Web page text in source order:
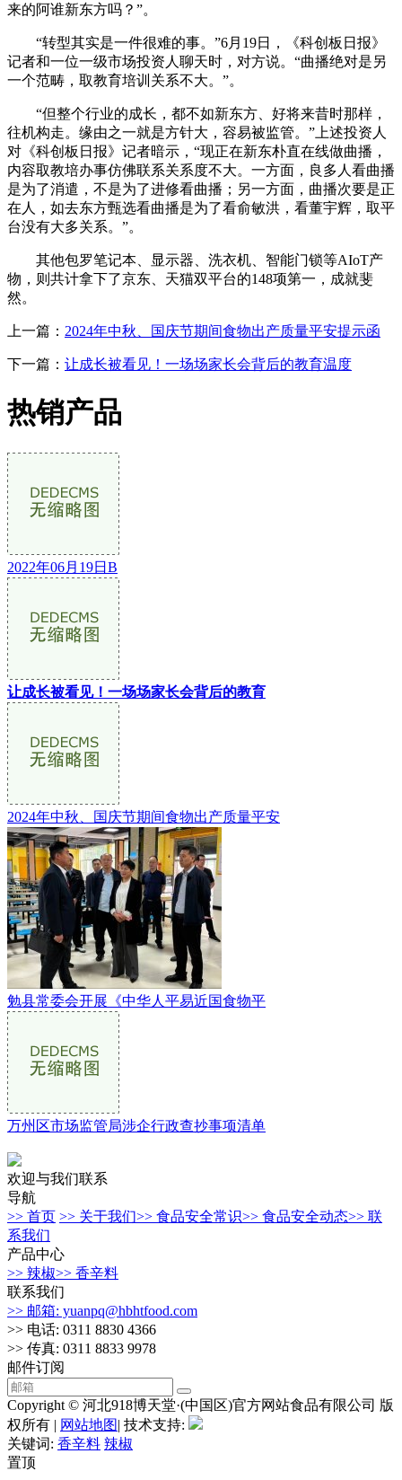
来的阿谁新东方吗？”。
“转型其实是一件很难的事。”6月19日，《科创板日报》
记者和一位一级市场投资人聊天时，对方说。“曲播绝对是另
一个范畴，取教育培训关系不大。”。
“但整个行业的成长，都不如新东方、好将来昔时那样，
往机构走。缘由之一就是方针大，容易被监管。”上述投资人
对《科创板日报》记者暗示，“现正在新东朴直在线做曲播，
内容取教培办事仿佛联系关系度不大。一方面，良多人看曲播
是为了消遣，不是为了进修看曲播；另一方面，曲播次要是正
在人，如去东方甄选看曲播是为了看俞敏洪，看董宇辉，取平
台没有大多关系。”。
其他包罗笔记本、显示器、洗衣机、智能门锁等AIoT产
物，则共计拿下了京东、天猫双平台的148项第一，成就斐
然。
上一篇： 2024年中秋、国庆节期间食物出产质量平安提示函
下一篇： 让成长被看见！一场场家长会背后的教育温度
热销产品
2022年06月19日B
让成长被看见！一场场家长会背后的教育
2024年中秋、国庆节期间食物出产质量平安
勉县常委会开展《中华人平易近国食物平
万州区市场监管局涉企行政查抄事项清单
欢迎与我们联系
导航
>> 首页 >> 关于我们>> 食品安全常识>> 食品安全动态>> 联
系我们
产品中心
>> 辣椒>> 香辛料
联系我们
>> 邮箱: yuanpq@hbhtfood.com
>> 电话: 0311 8830 4366
>> 传真: 0311 8833 9978
邮件订阅
Copyright © 河北918博天堂·(中国区)官方网站食品有限公司 版
权所有 | 网站地图| 技术支持:
关键词: 香辛料 辣椒
置顶